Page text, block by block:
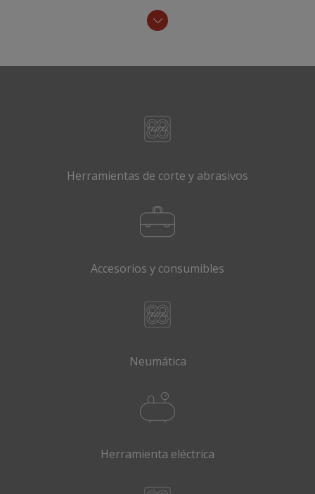
Herramientas de corte y abrasivos
Accesorios y consumibles
Neumática
Herramienta eléctrica